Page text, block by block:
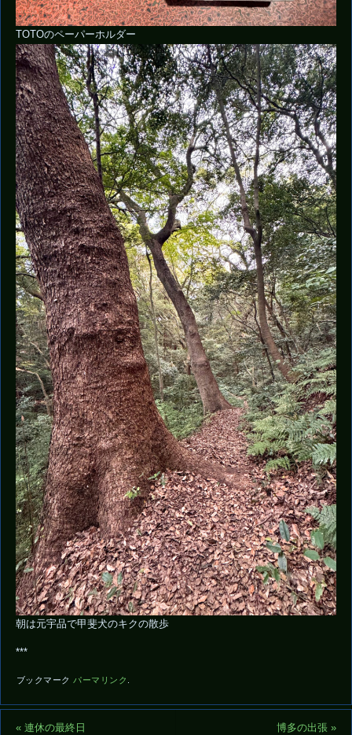
TOTOのペーパーホルダー
朝は元宇品で甲斐犬のキクの散歩
***
ブックマーク パーマリンク
«連休の最終日 博多の出張»